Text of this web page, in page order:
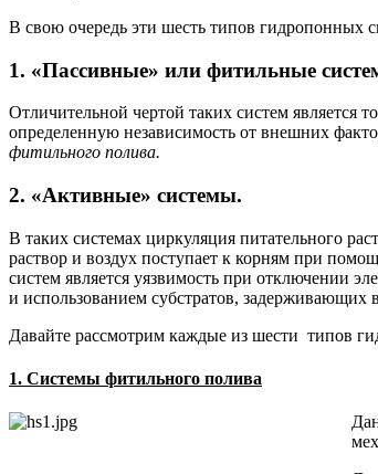
В свою очередь эти шесть типов гидропонных
1. «Пассивные» или фитильные
Отличительной чертой таких систем является
определенную независимость от внешних
фитильного полива.
2. «Активные» системы.
В таких системах циркуляция питательного
раствор и воздух поступает к корням при
систем является уязвимость при отключении
и использованием субстратов, задерживающих
Давайте рассмотрим каждые из шести типов
1. Системы фитильного полива